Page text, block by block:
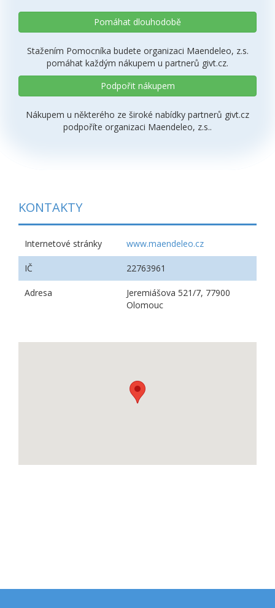
Pomáhat dlouhodobě
Stažením Pomocníka budete organizaci Maendeleo, z.s.
pomáhat každým nákupem u partnerů givt.cz.
Podpořit nákupem
Nákupem u některého ze široké nabídky partnerů givt.cz
podpoříte organizaci Maendeleo, z.s..
KONTAKTY
Internetové stránky www.maendeleo.cz
IČ 22763961
Adresa
Jeremiášova 521/7, 77900
Olomouc